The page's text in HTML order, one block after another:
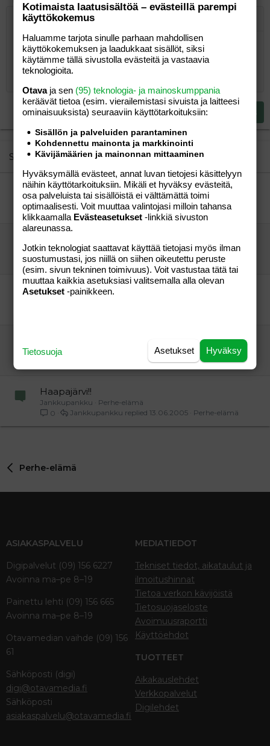
Lihavoitu
Kursivoitu
Laajennettuun editoriin…
Lista
Järjestämätön lista
Suurenna sisennystä
Pienennä sisennystä
Laajennettuun editoriin…
Fontin koko
9
10
15
18
22
26
TekstiväriKirjasintyyliArial
Book Antiqua
Georgia
Tahoma
Times New Roman
Trebuchet MS
Verdana
YliviivaaAlleviivattu
Rivinsisäinen koodi
Rivinsisäinen spoiler
Tasaus Tasaa vasemmalle
Keskitä
Tasaa oikealle
Justify text
Paragraph format
Normal
Heading 1
Heading 2
Heading 3
LainausLisää video/media
Lisää taulukko
Insert horizontal line
SpoilerKoodi
Tee uudelleen
BBCode-näkymä
Poista muotoilu
LuonnoksetTallenna luonnos
Poista luonnos
Kirjoita vastaus...
Lähetä vastaus
Similar threads
Äidit Kouvola
chillipippuri Perhe-elämä
0
Perhe-elämä
20.03.2011
chillipippuri
susa
Perhe-elämä
1
Perhe-elämä
02.12.2004
Harmaa
Tre!
leppis77
Perhe-elämä
09.09.2004
Haapajärvi!!
Jankkupankku
Perhe-elämä
0
Perhe-elämä
13.06.2005
Jankkupankku
Perhe-elämä
ASIAKASPALVELU
Digipalvelut (09) 156 6227
Avoinna ma–pe 8–19
Painettu lehti (09) 156 665
Avoinna ma–pe 8–19
Otavamedian vaihde (09) 156
61
Sähköposti (digi)
digi@otavamedia.fi
Sähköposti
asiakaspalvelu@otavamedia.fi
MEDIATIEDOT
Tekniset tiedot, aikataulut ja
ilmoitushinnat
Tietoa verkon kävijöistä
Tietosuojaseloste
Avoimuusraportti
Käyttöehdot
TUOTTEET
Aikakauslehdet
Verkkopalvelut
Digilehdet
Kotimaista laatusisältöä – evästeillä parempi
käyttökokemus
Haluamme tarjota sinulle parhaan mahdollisen
käyttökokemuksen ja laadukkaat sisällöt, siksi
käytämme tällä sivustolla evästeitä ja vastaavia
teknologioita.
Otavaja sen (95) teknologia- ja mainoskumppania
keräävät tietoa (esim. vierailemis­tasi sivuista ja laitteesi
ominaisuuk­sista) seuraaviin käyttötarkoituksiin:
Sisällön ja palveluiden parantaminen
Kohdennettu mainonta ja markkinointi
Kävijämäärien ja mainonnan mittaaminen
Hyväksymällä evästeet, annat luvan tietojesi käsittelyyn
näihin käyttötarkoituksiin. Mikäli et hyväksy evästeitä,
osa palveluista tai sisällöistä ei välttämättä toimi
optimaalisesti. Voit muuttaa valintojasi milloin tahansa
klikkaamalla Evästeasetukset -linkkiä sivuston
alareunassa.
Jotkin teknologiat saattavat käyttää tietojasi myös ilman
suostumustasi, jos niillä on siihen oikeutettu peruste
(esim. sivun tekninen toimivuus). Voit vastustaa tätä tai
muuttaa kaikkia asetuksiasi valitsemalla alla olevan
Asetukset -painikkeen.
Hyväksy
Asetukset
Tietosuoja